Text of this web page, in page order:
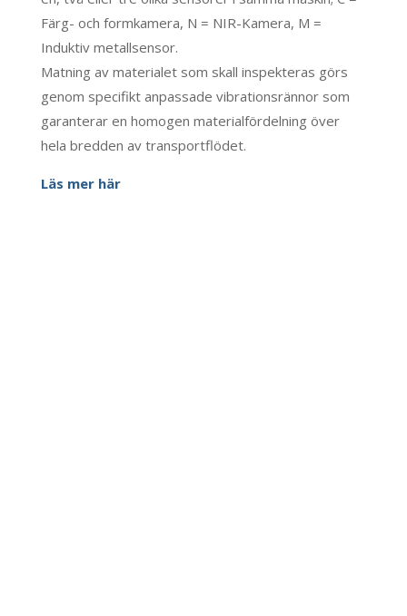
Färg- och formkamera, N = NIR-Kamera, M =
Induktiv metallsensor.
Matning av materialet som skall inspekteras görs
genom specifikt anpassade vibrationsrännor som
garanterar en homogen materialfördelning över
hela bredden av transportflödet.
Läs mer här